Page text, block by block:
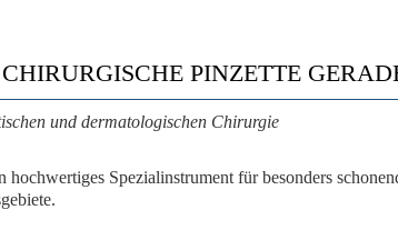
PINZETTE
und dermatologischen Chirurgie
hochwertiges Spezialinstrument für besonders